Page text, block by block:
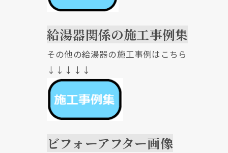
給湯器関係の施工事例集
その他の給湯器の施工事例はこちら
↓↓↓↓↓
ビフォーアフター画像